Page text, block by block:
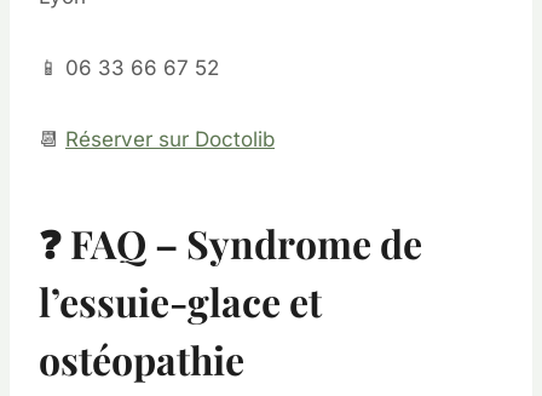
📱 06 33 66 67 52
📆 Réserver sur Doctolib
❓ FAQ – Syndrome de
l’essuie-glace et
ostéopathie